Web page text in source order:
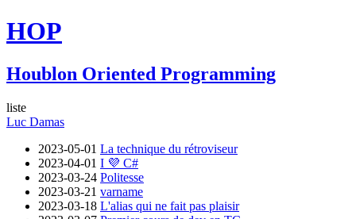
HOP
Houblon Oriented Programming
liste
Luc Damas
2023-05-01 La technique du rétroviseur
2023-04-01 I 💜 C#
2023-03-24 Politesse
2023-03-21 varname
2023-03-18 L'alias qui ne fait pas plaisir